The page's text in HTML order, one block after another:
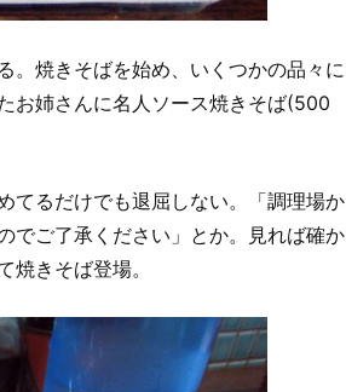
。焼きそばを始め、いくつかの品々に
お姉さんに名人ソース焼きそば(500
てるだけでも退屈しない。「調理場か
でご了承ください」とか。見れば確か
きそば登場。